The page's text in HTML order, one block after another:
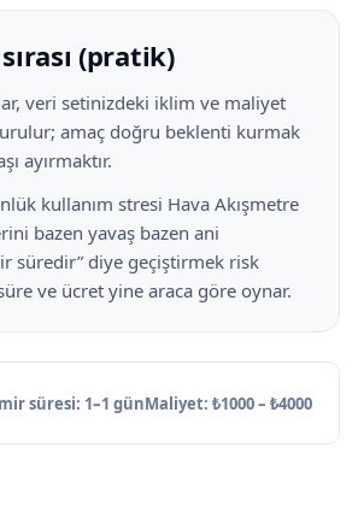
(pratik)
veri setinizdeki iklim ve maliyet
amaç doğru beklenti kurmak
ayırmaktır.
kullanım stresi Hava Akışmetre
bazen yavaş bazen ani
süredir” diye geçiştirmek risk
ve ücret yine araca göre oynar.
süresi: 1–1 günMaliyet: ₺1000 – ₺4000